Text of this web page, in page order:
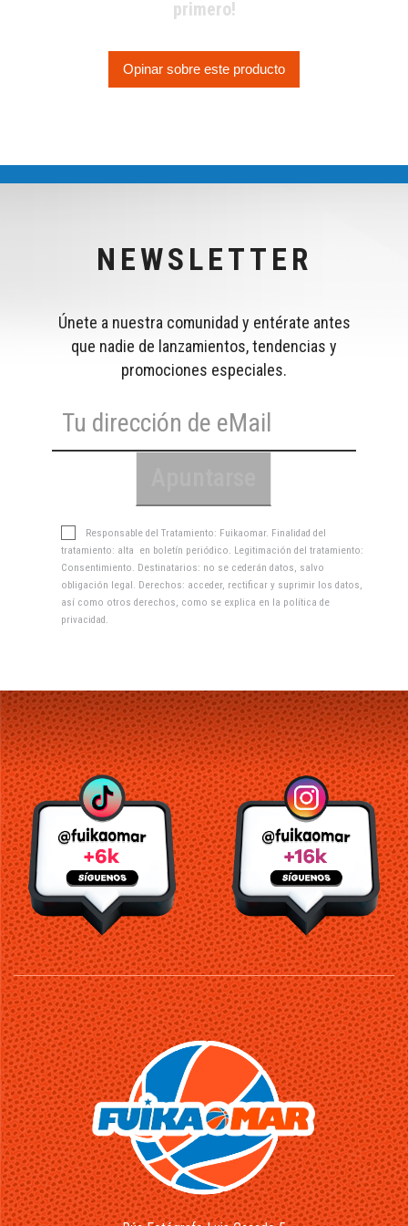
primero!
Opinar sobre este producto
NEWSLETTER
Únete a nuestra comunidad y entérate antes
que nadie de lanzamientos, tendencias y
promociones especiales.
Responsable del Tratamiento: Fuikaomar. Finalidad del
tratamiento: alta en boletín periódico. Legitimación del tratamiento:
Consentimiento. Destinatarios: no se cederán datos, salvo
obligación legal. Derechos: acceder, rectificar y suprimir los datos,
así como otros derechos, como se explica en la política de
privacidad